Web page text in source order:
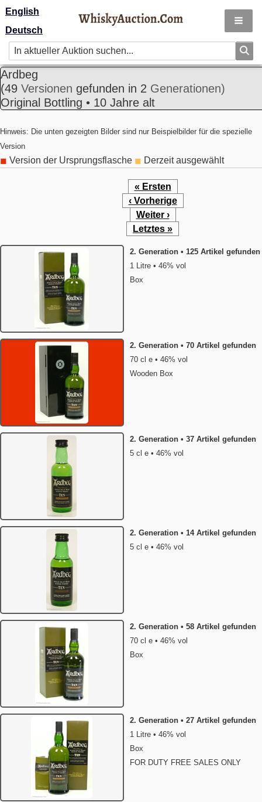
English
Deutsch
Ardbeg
(49 Versionen gefunden in 2 Generationen)
Original Bottling • 10 Jahre alt
Hinweis: Die unten gezeigten Bilder sind nur Beispielbilder für die spezielle
Version
◼ Version der Ursprungsflasche ◼ Derzeit ausgewählt
« Ersten
‹ Vorherige
Weiter ›
Letztes »
2. Generation • 125 Artikel gefunden
1 Litre • 46% vol
Box
2. Generation • 70 Artikel gefunden
70 cl e • 46% vol
Wooden Box
2. Generation • 37 Artikel gefunden
5 cl e • 46% vol
2. Generation • 14 Artikel gefunden
5 cl e • 46% vol
2. Generation • 58 Artikel gefunden
70 cl e • 46% vol
Box
2. Generation • 27 Artikel gefunden
1 Litre • 46% vol
Box
FOR DUTY FREE SALES ONLY